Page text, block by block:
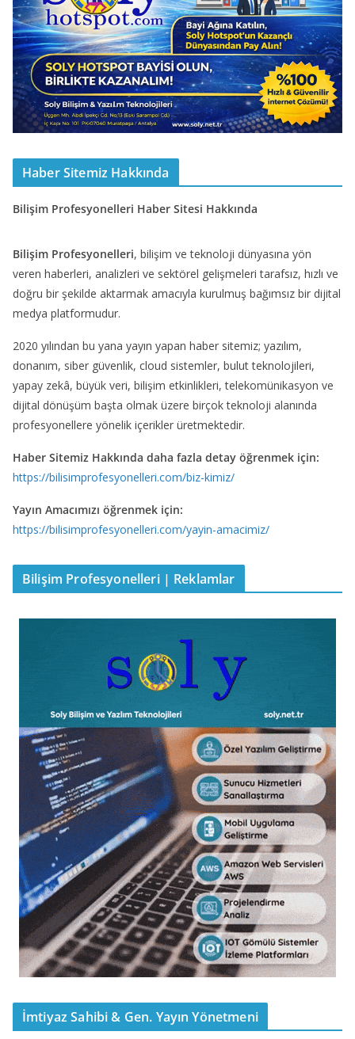
Haber Sitemiz Hakkında
Bilişim Profesyonelleri Haber Sitesi Hakkında
Bilişim Profesyonelleri, bilişim ve teknoloji dünyasına yön
veren haberleri, analizleri ve sektörel gelişmeleri tarafsız, hızlı ve
doğru bir şekilde aktarmak amacıyla kurulmuş bağımsız bir dijital
medya platformudur.
2020 yılından bu yana yayın yapan haber sitemiz; yazılım,
donanım, siber güvenlik, cloud sistemler, bulut teknolojileri,
yapay zekâ, büyük veri, bilişim etkinlikleri, telekomünikasyon ve
dijital dönüşüm başta olmak üzere birçok teknoloji alanında
profesyonellere yönelik içerikler üretmektedir.
Haber Sitemiz Hakkında daha fazla detay öğrenmek için:
https://bilisimprofesyonelleri.com/biz-kimiz/
Yayın Amacımızı öğrenmek için:
https://bilisimprofesyonelleri.com/yayin-amacimiz/
Bilişim Profesyonelleri | Reklamlar
İmtiyaz Sahibi & Gen. Yayın Yönetmeni